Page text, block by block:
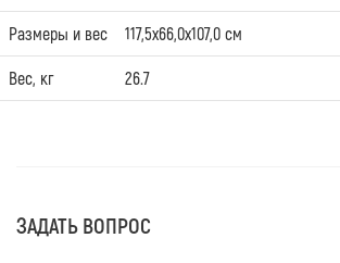
Размеры и вес 117,5х66,0х107,0 см
Вес, кг 26.7
ЗАДАТЬ ВОПРОС